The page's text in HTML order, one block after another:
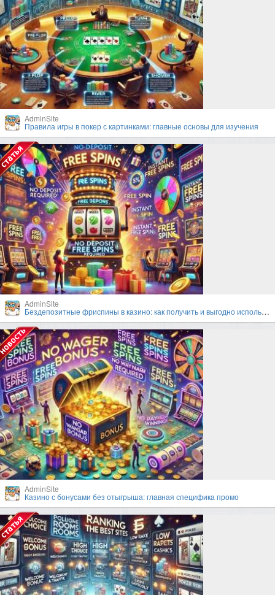
AdminSite
Правила игры в покер с картинками: главные основы для изучения
AdminSite
Бездепозитные фриспины в казино: как получить и выгодно использовать?
AdminSite
Казино с бонусами без отыгрыша: главная специфика промо